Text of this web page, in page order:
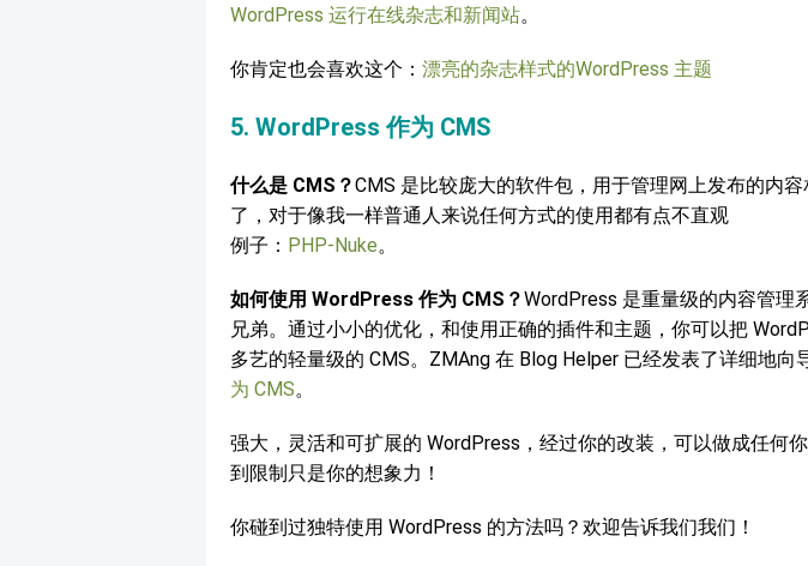
WordPress 运行在线杂志和新闻站。
你肯定也会喜欢这个： 漂亮的杂志样式的WordPress 主题
5. WordPress 作为 CMS
什么是 CMS？CMS 是比较庞大的软件包，用于管理网上发布的内
了，对于像我一样普通人来说任何方式的使用都有点不直观
例子： PHP-Nuke。
如何使用 WordPress 作为 CMS？WordPress 是重量级的内容管理
兄弟。通过小小的优化，和使用正确的插件和主题，你可以把
多艺的轻量级的 CMS。ZMAng 在 Blog Helper 已经发表了详细地向
为 CMS。
强大，灵活和可扩展的 WordPress，经过你的改装，可以做成任何
到限制只是你的想象力！
你碰到过独特使用 WordPress 的方法吗？欢迎告诉我们我们！